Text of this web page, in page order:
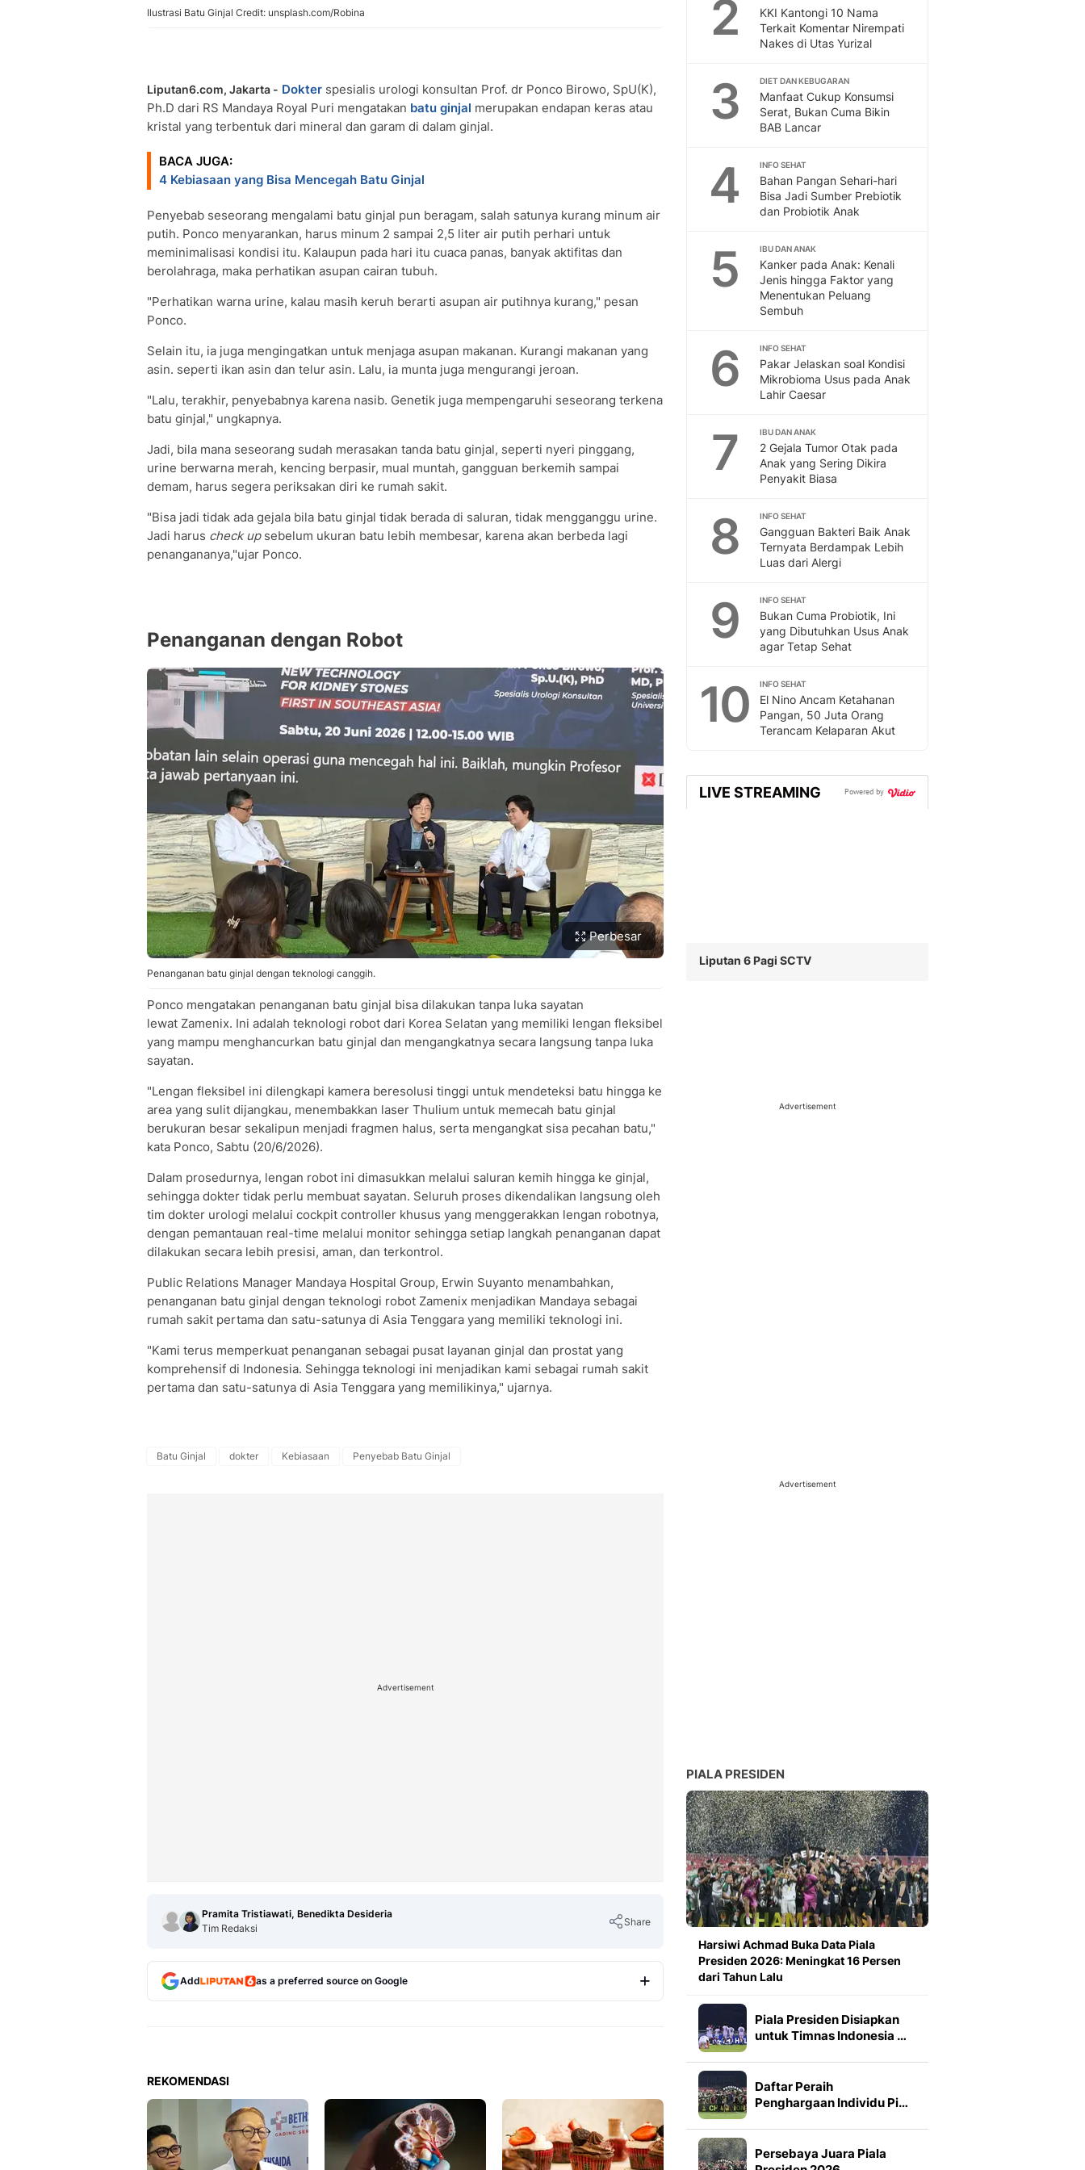
Ilustrasi Batu Ginjal Credit: unsplash.com/Robina
Liputan6.com, Jakarta - Dokter spesialis urologi konsultan Prof. dr Ponco Birowo, SpU(K),
Ph.D dari RS Mandaya Royal Puri mengatakan batu ginjal merupakan endapan keras atau
kristal yang terbentuk dari mineral dan garam di dalam ginjal.
BACA JUGA:
4 Kebiasaan yang Bisa Mencegah Batu Ginjal
Penyebab seseorang mengalami batu ginjal pun beragam, salah satunya kurang minum air
putih. Ponco menyarankan, harus minum 2 sampai 2,5 liter air putih perhari untuk
meminimalisasi kondisi itu. Kalaupun pada hari itu cuaca panas, banyak aktifitas dan
berolahraga, maka perhatikan asupan cairan tubuh.
"Perhatikan warna urine, kalau masih keruh berarti asupan air putihnya kurang," pesan
Ponco.
Selain itu, ia juga mengingatkan untuk menjaga asupan makanan. Kurangi makanan yang
asin. seperti ikan asin dan telur asin. Lalu, ia munta juga mengurangi jeroan.
"Lalu, terakhir, penyebabnya karena nasib. Genetik juga mempengaruhi seseorang terkena
batu ginjal," ungkapnya.
Jadi, bila mana seseorang sudah merasakan tanda batu ginjal, seperti nyeri pinggang,
urine berwarna merah, kencing berpasir, mual muntah, gangguan berkemih sampai
demam, harus segera periksakan diri ke rumah sakit.
"Bisa jadi tidak ada gejala bila batu ginjal tidak berada di saluran, tidak mengganggu urine.
Jadi harus check upsebelum ukuran batu lebih membesar, karena akan berbeda lagi
penangananya,"ujar Ponco.
Penanganan dengan Robot
Perbesar
Penanganan batu ginjal dengan teknologi canggih.
Ponco mengatakan penanganan batu ginjal bisa dilakukan tanpa luka sayatan
lewat Zamenix. Ini adalah teknologi robot dari Korea Selatan yang memiliki lengan fleksibel
yang mampu menghancurkan batu ginjal dan mengangkatnya secara langsung tanpa luka
sayatan.
"Lengan fleksibel ini dilengkapi kamera beresolusi tinggi untuk mendeteksi batu hingga ke
area yang sulit dijangkau, menembakkan laser Thulium untuk memecah batu ginjal
berukuran besar sekalipun menjadi fragmen halus, serta mengangkat sisa pecahan batu,"
kata Ponco, Sabtu (20/6/2026).
Dalam prosedurnya, lengan robot ini dimasukkan melalui saluran kemih hingga ke ginjal,
sehingga dokter tidak perlu membuat sayatan. Seluruh proses dikendalikan langsung oleh
tim dokter urologi melalui cockpit controller khusus yang menggerakkan lengan robotnya,
dengan pemantauan real-time melalui monitor sehingga setiap langkah penanganan dapat
dilakukan secara lebih presisi, aman, dan terkontrol.
Public Relations Manager Mandaya Hospital Group, Erwin Suyanto menambahkan,
penanganan batu ginjal dengan teknologi robot Zamenix menjadikan Mandaya sebagai
rumah sakit pertama dan satu-satunya di Asia Tenggara yang memiliki teknologi ini.
"Kami terus memperkuat penanganan sebagai pusat layanan ginjal dan prostat yang
komprehensif di Indonesia. Sehingga teknologi ini menjadikan kami sebagai rumah sakit
pertama dan satu-satunya di Asia Tenggara yang memilikinya," ujarnya.
Batu Ginjal dokter Kebiasaan Penyebab Batu Ginjal
Advertisement
Pramita Tristiawati, Benedikta Desideria
Tim Redaksi
Share
Add as a preferred source on Google
REKOMENDASI
2
KKI Kantongi 10 Nama
Terkait Komentar Nirempati
Nakes di Utas Yurizal
3 DIET DAN KEBUGARAN
Manfaat Cukup Konsumsi
Serat, Bukan Cuma Bikin
BAB Lancar
4 INFO SEHAT
Bahan Pangan Sehari-hari
Bisa Jadi Sumber Prebiotik
dan Probiotik Anak
5 IBU DAN ANAK
Kanker pada Anak: Kenali
Jenis hingga Faktor yang
Menentukan Peluang
Sembuh
6 INFO SEHAT
Pakar Jelaskan soal Kondisi
Mikrobioma Usus pada Anak
Lahir Caesar
7 IBU DAN ANAK
2 Gejala Tumor Otak pada
Anak yang Sering Dikira
Penyakit Biasa
8 INFO SEHAT
Gangguan Bakteri Baik Anak
Ternyata Berdampak Lebih
Luas dari Alergi
9 INFO SEHAT
Bukan Cuma Probiotik, Ini
yang Dibutuhkan Usus Anak
agar Tetap Sehat
10 INFO SEHAT
El Nino Ancam Ketahanan
Pangan, 50 Juta Orang
Terancam Kelaparan Akut
LIVE STREAMING Powered by
Liputan 6 Pagi SCTV
Advertisement
Advertisement
PIALA PRESIDEN
Harsiwi Achmad Buka Data Piala
Presiden 2026: Meningkat 16 Persen
dari Tahun Lalu
Piala Presiden Disiapkan
untuk Timnas Indonesia …
Daftar Peraih
Penghargaan Individu Pi…
Persebaya Juara Piala